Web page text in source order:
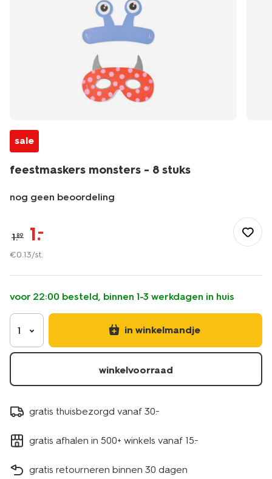
sale
feestmaskers monsters - 8 stuks
nog geen beoordeling
cadeau/versiering/fotobooth-
accessoires/feestmaskers-
monsters-
-8-
14250384.html
1.89 1.–
€0.13/st.
voor 22:00 besteld, binnen 1-3 werkdagen in huis
1 in winkelmandje
winkelvoorraad
gratis thuisbezorgd vanaf 30.-
gratis afhalen in 500+ winkels vanaf 15.-
gratis retourneren binnen 30 dagen